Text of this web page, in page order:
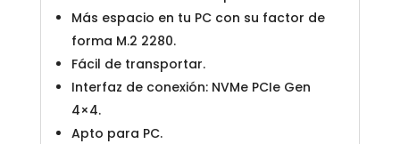
Más espacio en tu PC con su factor de
forma M.2 2280.
Fácil de transportar.
Interfaz de conexión: NVMe PCIe Gen
4×4.
Apto para PC.